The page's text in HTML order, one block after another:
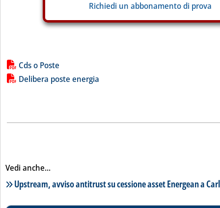
Richiedi un abbonamento di prova
Lista allegati PDF alla notizia
Cds o Poste
Delibera poste energia
Vedi anche...
Lista notizie correlate
Upstream, avviso antitrust su cessione asset Energean a